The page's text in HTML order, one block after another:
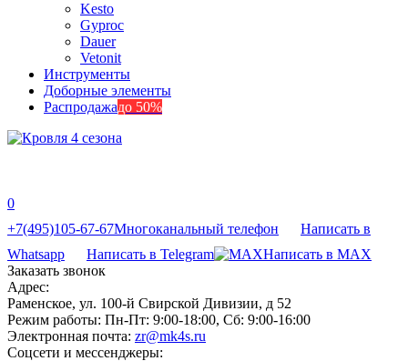
Kesto
Gyproc
Dauer
Vetonit
Инструменты
Доборные элементы
Распродажадо 50%
0
+7(495)105-67-67Многоканальный телефон
Написать в
Whatsapp
Написать в Telegram
Написать в MAX
Заказать звонок
Адрес:
Раменское, ул. 100-й Свирской Дивизии, д 52
Режим работы: Пн-Пт: 9:00-18:00, Сб: 9:00-16:00
Электронная почта: zr@mk4s.ru
Соцсети и мессенджеры: